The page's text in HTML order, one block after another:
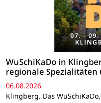
WuSchiKaDo in
regionale
06.08.2026
Klingberg. Das